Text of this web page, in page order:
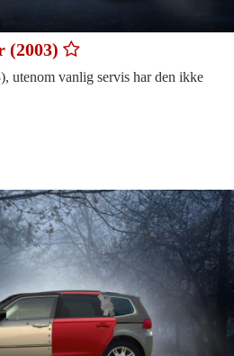
(2003)
utenom vanlig servis har den ikke